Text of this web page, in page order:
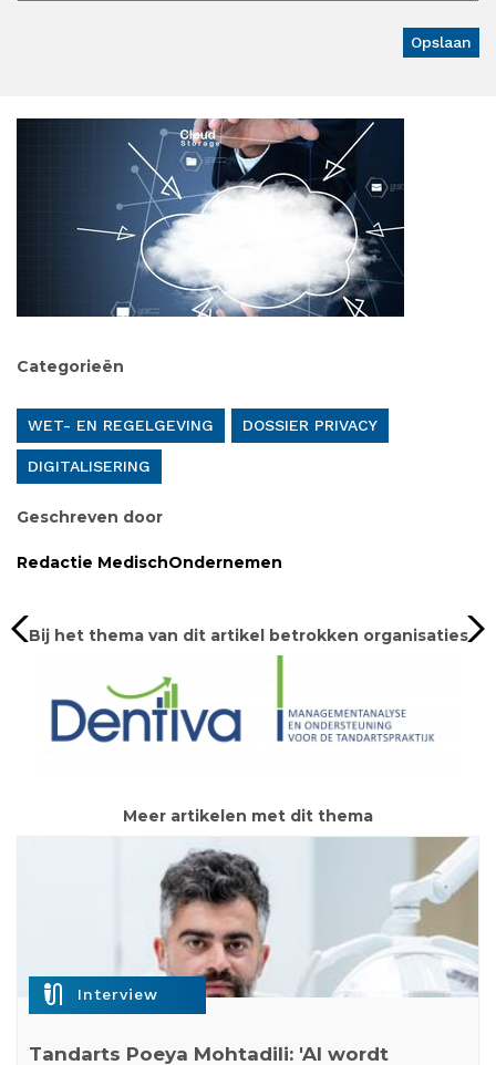
Categorieën
WET- EN REGELGEVING DOSSIER PRIVACY
DIGITALISERING
Geschreven door
Redactie MedischOndernemen
Bij het thema van dit artikel betrokken organisaties
Meer artikelen met dit thema
mic_external_on Interview
Tandarts Poeya Mohtadili: 'AI wordt